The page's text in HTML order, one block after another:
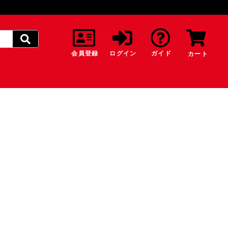
会員登録 ログイン ガイド カート